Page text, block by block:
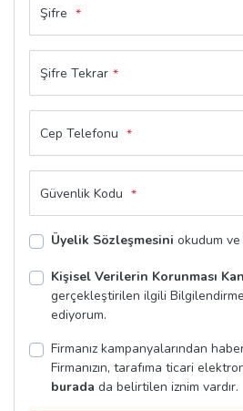
Şifre *
Şifre Tekrar *
Cep Telefonu *
Güvenlik Kodu *
Üyelik Sözleşmesini okudum
Kişisel Verilerin Korunması
gerçekleştirilen ilgili
ediyorum.
Firmanız kampanyalarından
Firmanızın, tarafıma ticari
burada da belirtilen iznim vardır.